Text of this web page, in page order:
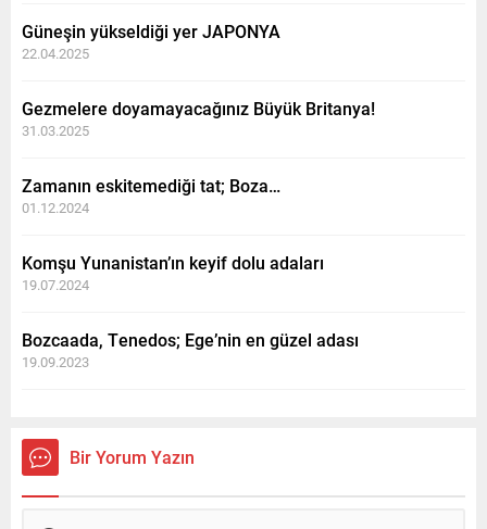
Güneşin yükseldiği yer JAPONYA
22.04.2025
Gezmelere doyamayacağınız Büyük Britanya!
31.03.2025
Zamanın eskitemediği tat; Boza…
01.12.2024
Komşu Yunanistan’ın keyif dolu adaları
19.07.2024
Bozcaada, Tenedos; Ege’nin en güzel adası
19.09.2023
Bir Yorum Yazın